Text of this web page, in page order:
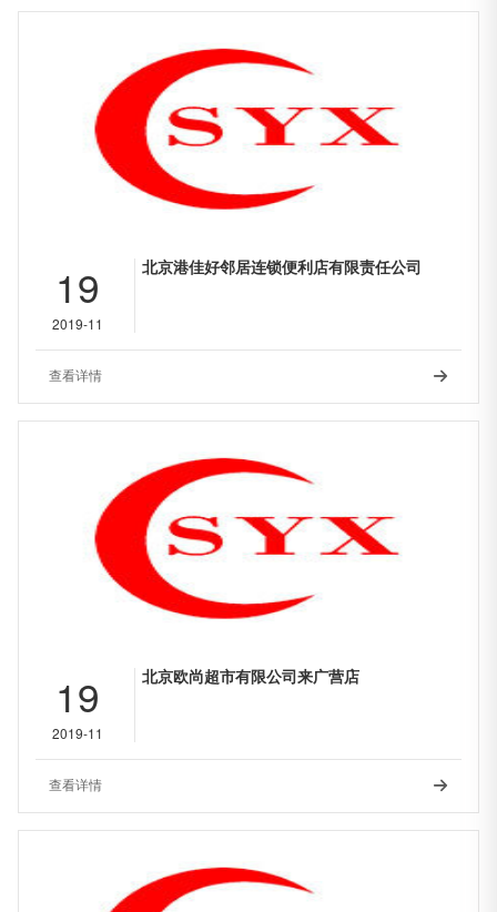
19
2019-11
北京港佳好邻居连锁便利店有限责任公司
查看详情 
19
2019-11
北京欧尚超市有限公司来广营店
查看详情 